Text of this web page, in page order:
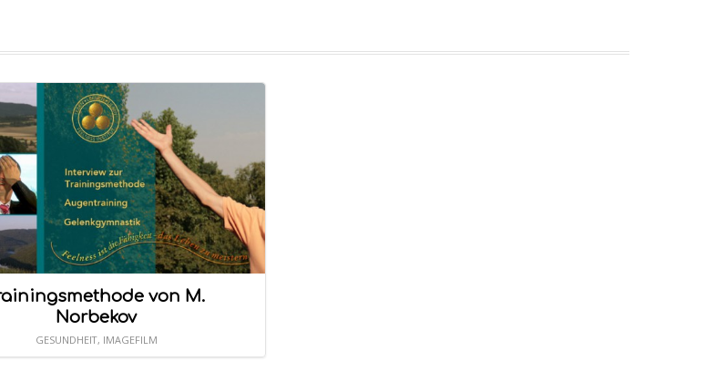
von M.
Norbekov
GESUNDHEIT, IMAGEFILM